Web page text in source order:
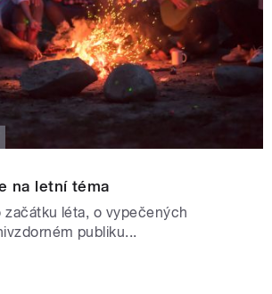
na letní téma
začátku léta, o vypečených
publiku...